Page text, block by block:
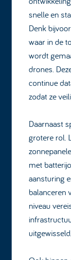
snelle en
Denk
waar in de
wordt
drones.
continue
zodat ze
Daarnaast
grotere rol.
met
aansturing
balanceren
niveau
uitgewisseld.